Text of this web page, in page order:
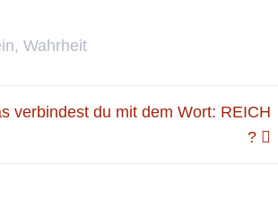
, Wahrheit
verbindest du mit dem Wort: REICH
?